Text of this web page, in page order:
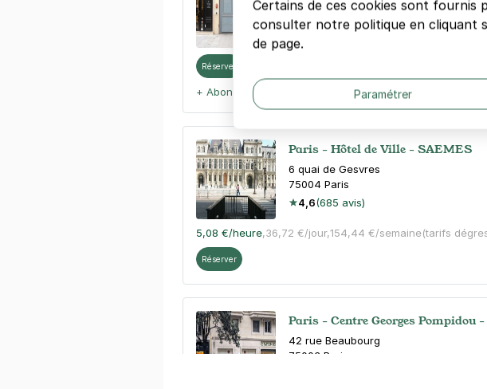
75004 Paris
4,3 (90 avis)
Réserver
+ Abonnements disponibles
Paris - Hôtel de Ville - SAEMES
6 quai de Gesvres
75004 Paris
4,6(685 avis)
5,08 €/heure,36,72 €/jour,154,44 €/semaine(tarifs
Réserver
Paris - Centre Georges Pompidou
42 rue Beaubourg
75003 Paris
Certains de ces cookies sont fournis
consulter notre politique en cliquant
de page.
Paramétrer